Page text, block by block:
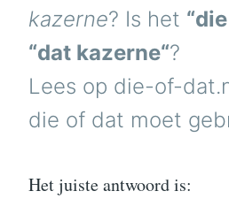
kazerne? Is het
“dat kazerne“?
Lees op die-of-
die of dat moet
Het juiste antwoord is: